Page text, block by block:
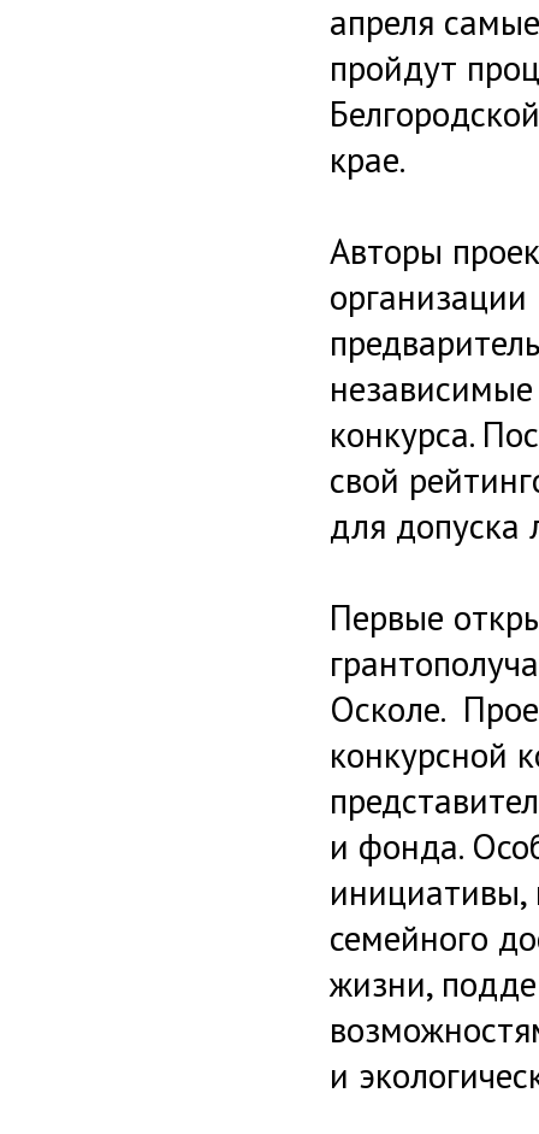
апреля
пройдут
крае.
Авторы
конкурса.
свой
для допуска
Первые
Осколе.
конкурсной
и фонда.
семейного
жизни,
и